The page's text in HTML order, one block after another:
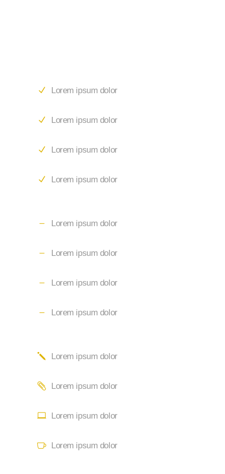
Lorem ipsum dolor
Lorem ipsum dolor
Lorem ipsum dolor
Lorem ipsum dolor
Lorem ipsum dolor
Lorem ipsum dolor
Lorem ipsum dolor
Lorem ipsum dolor
Lorem ipsum dolor
Lorem ipsum dolor
Lorem ipsum dolor
Lorem ipsum dolor